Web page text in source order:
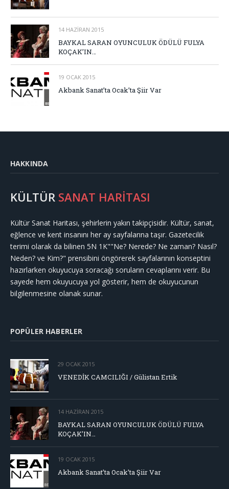
14 HAZIRAN 2015
BAYKAL SARAN OYUNCULUK ÖDÜLÜ FULYA
KOÇAK’IN…
19 OCAK 2015
Akbank Sanat’ta Ocak’ta Şiir Var
HAKKINDA
KÜLTÜR SANAT HARİTASI
Kültür Sanat Haritası, şehirlerin yakın takipçisidir. Kültür, sanat,
eğlence ve kent insanını her ay sayfalarına taşır. Gazetecilik
terimi olarak da bilinen 5N 1K""Ne? Nerede? Ne zaman? Nasıl?
Neden? ve Kim?" prensibini öngörerek sayfalarının konseptini
hazırlarken okuyucuya soracağı soruların cevaplarını verir. Bu
sayede hem okuyucuya yol gösterir, hem de okuyucunun
bilgilenmesine olanak sunar.
POPÜLER HABERLER
29 OCAK 2015
VENEDİK CAMCILIĞI / Gülistan Ertik
14 HAZIRAN 2015
BAYKAL SARAN OYUNCULUK ÖDÜLÜ FULYA
KOÇAK’IN…
19 OCAK 2015
Akbank Sanat’ta Ocak’ta Şiir Var